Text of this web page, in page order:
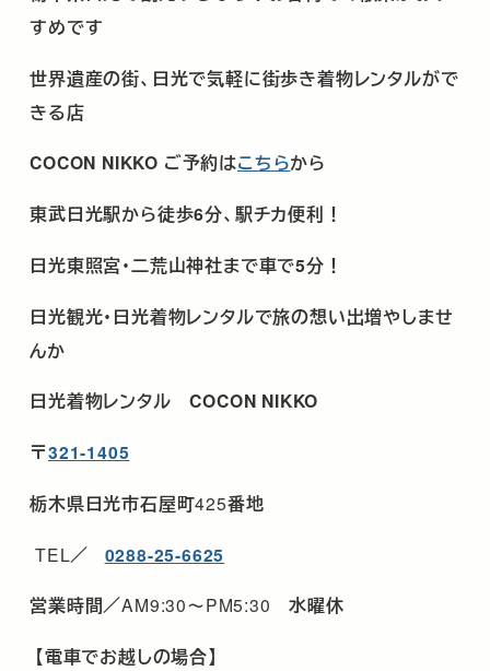
すめです
世界遺産の街、日光で気軽に街歩き着物レンタルがで
きる店
COCON NIKKO ご予約はこちらから
東武日光駅から徒歩6分、駅チカ便利！
日光東照宮･二荒山神社まで車で5分！
日光観光･日光着物レンタルで旅の想い出増やしませ
んか
日光着物レンタルCOCON NIKKO
〒321-1405
栃木県日光市石屋町425番地
TEL／ 0288-25-6625
営業時間／AM9:30～PM5:30 水曜休
【電車でお越しの場合】